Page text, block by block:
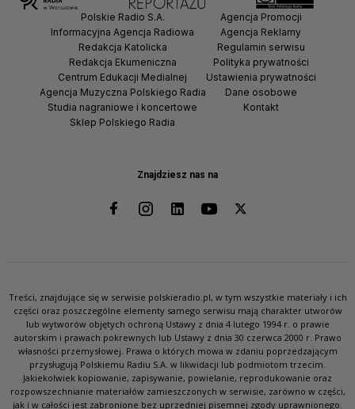
Znajdziesz nas na
Polskie Radio S.A.
Informacyjna Agencja Radiowa
Redakcja Katolicka
Redakcja Ekumeniczna
Centrum Edukacji Medialnej
Agencja Muzyczna Polskiego Radia
Studia nagraniowe i koncertowe
Sklep Polskiego Radia
Agencja Promocji
Agencja Reklamy
Regulamin serwisu
Polityka prywatności
Ustawienia prywatności
Dane osobowe
Kontakt
Treści, znajdujące się w serwisie polskieradio.pl, w tym wszystkie materiały i ich
części oraz poszczególne elementy samego serwisu mają charakter utworów
lub wytworów objętych ochroną Ustawy z dnia 4 lutego 1994 r. o prawie
autorskim i prawach pokrewnych lub Ustawy z dnia 30 czerwca 2000 r. Prawo
własności przemysłowej. Prawa o których mowa w zdaniu poprzedzającym
przysługują Polskiemu Radiu S.A. w likwidacji lub podmiotom trzecim.
Jakiekolwiek kopiowanie, zapisywanie, powielanie, reprodukowanie oraz
rozpowszechnianie materiałów zamieszczonych w serwisie, zarówno w części,
jak i w całości jest zabronione bez uprzedniej pisemnej zgody uprawnionego.